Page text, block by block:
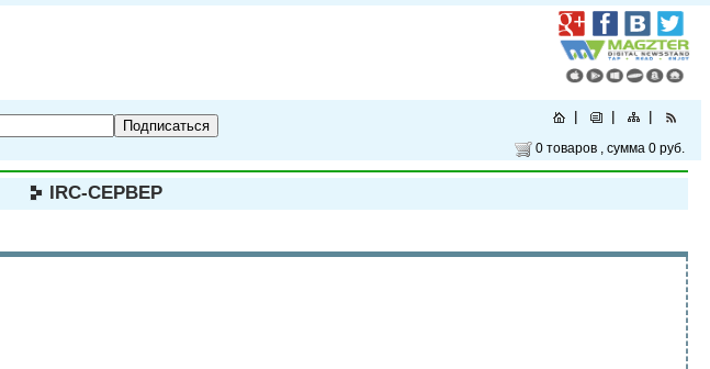
Подписаться
0 товаров , сумма 0 руб.
IRC-CЕРВЕР